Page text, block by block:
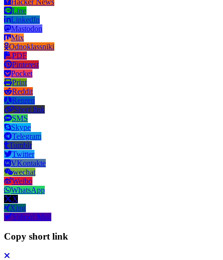
Hacker News
Line
LinkedIn
Mastodon
Mix
Odnoklassniki
PDF
Pinterest
Pocket
Print
Reddit
Renren
Short link
SMS
Skype
Telegram
Tumblr
Twitter
VKontakte
wechat
Weibo
WhatsApp
X
Xing
Yahoo! Mail
Copy short link